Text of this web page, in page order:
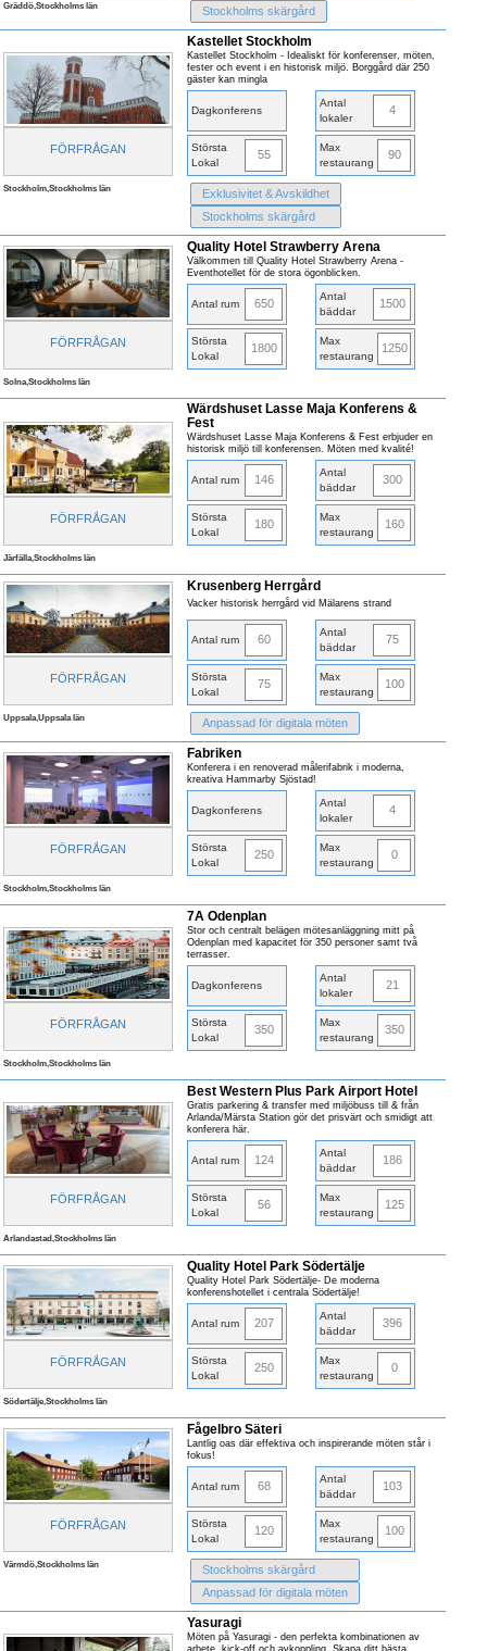
Gräddö,Stockholms län Stockholms skärgård
FÖRFRÅGAN
Kastellet Stockholm
Kastellet Stockholm - Idealiskt för konferenser, möten,
fester och event i en historisk miljö. Borggård där 250
gäster kan mingla
Dagkonferens
Antal
lokaler
4
Största
Lokal
55
Max
restaurang
90
Stockholm,Stockholms län
Exklusivitet & Avskildhet
Stockholms skärgård
FÖRFRÅGAN
Quality Hotel Strawberry Arena
Välkommen till Quality Hotel Strawberry Arena -
Eventhotellet för de stora ögonblicken.
Antal rum 650
Antal
bäddar
1500
Största
Lokal
1800
Max
restaurang
1250
Solna,Stockholms län
FÖRFRÅGAN
Wärdshuset Lasse Maja Konferens &
Fest
Wärdshuset Lasse Maja Konferens & Fest erbjuder en
historisk miljö till konferensen. Möten med kvalité!
Antal rum 146
Antal
bäddar
300
Största
Lokal
180
Max
restaurang
160
Järfälla,Stockholms län
FÖRFRÅGAN
Krusenberg Herrgård
Vacker historisk herrgård vid Mälarens strand
Antal rum 60
Antal
bäddar
75
Största
Lokal
75
Max
restaurang
100
Uppsala,Uppsala län Anpassad för digitala möten
FÖRFRÅGAN
Fabriken
Konferera i en renoverad målerifabrik i moderna,
kreativa Hammarby Sjöstad!
Dagkonferens
Antal
lokaler
4
Största
Lokal
250
Max
restaurang
0
Stockholm,Stockholms län
FÖRFRÅGAN
7A Odenplan
Stor och centralt belägen mötesanläggning mitt på
Odenplan med kapacitet för 350 personer samt två
terrasser.
Dagkonferens
Antal
lokaler
21
Största
Lokal
350
Max
restaurang
350
Stockholm,Stockholms län
FÖRFRÅGAN
Best Western Plus Park Airport Hotel
Gratis parkering & transfer med miljöbuss till & från
Arlanda/Märsta Station gör det prisvärt och smidigt att
konferera här.
Antal rum 124
Antal
bäddar
186
Största
Lokal
56
Max
restaurang
125
Arlandastad,Stockholms län
FÖRFRÅGAN
Quality Hotel Park Södertälje
Quality Hotel Park Södertälje- De moderna
konferenshotellet i centrala Södertälje!
Antal rum 207
Antal
bäddar
396
Största
Lokal
250
Max
restaurang
0
Södertälje,Stockholms län
FÖRFRÅGAN
Fågelbro Säteri
Lantlig oas där effektiva och inspirerande möten står i
fokus!
Antal rum 68
Antal
bäddar
103
Största
Lokal
120
Max
restaurang
100
Värmdö,Stockholms län
Stockholms skärgård
Anpassad för digitala möten
Yasuragi
Möten på Yasuragi - den perfekta kombinationen av
arbete, kick-off och avkoppling. Skapa ditt bästa